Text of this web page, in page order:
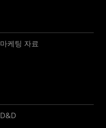
마케팅 자료
D&D